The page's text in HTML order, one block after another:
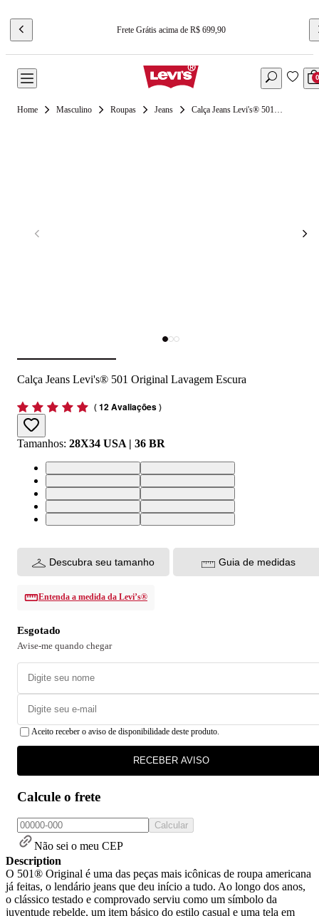
Frete Grátis acima de R$ 699,90
0
Masculino Roupas Jeans Calça Jeans Levi's® 501 Original Lavagem Escura
Calça Jeans Levi's® 501 Original Lavagem Escura
(12 Avaliações)
Tamanhos: 28X34 USA | 36 BR
28X34 USA | 36 BR30X34 USA | 38 BR
32X34 USA | 40 BR33X34 USA | 42 BR
34X34 USA | 44 BR36X34 USA | 46 BR
38X34 USA | 48 BR40X34 USA | 50 BR
42X34 USA | 52 BR44X34 USA | 54 BR
Descubra seu tamanho Guia de medidas
Entenda a medida da Levi’s®
Esgotado
Avise-me quando chegar
Aceito receber o aviso de disponibilidade deste produto.
RECEBER AVISO
Calcule o frete
Calcular
Não sei o meu CEP
Description
O 501® Original é uma das peças mais icônicas de roupa americana
já feitas, o lendário jeans que deu início a tudo. Ao longo dos anos,
o clássico testado e comprovado serviu como um símbolo da
juventude rebelde, um item básico do estilo casual e uma tela em